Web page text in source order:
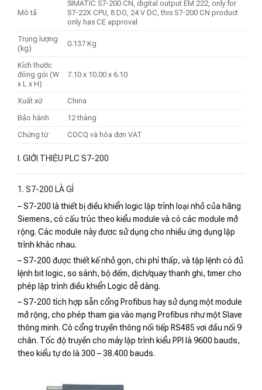
Mô tả
SIMATIC S7-200 CN, digital output EM 222, only for
S7-22X CPU, 8 DO, 24 V DC, this S7-200 CN product
only has CE approval
Trọng lượng
(kg)
0.137 Kg
Kích thước
đóng gói (W
x L x H)
7.10 x 10.00 x 6.10
Xuất xứ
China
Bảo hành
12 tháng
Chứng từ
COCQ và hóa đơn VAT
I. GIỚI THIỆU PLC S7-200
1. S7-200 LÀ GÌ
– S7-200 là thiết bị điều khiển logic lập trình loại nhỏ của hãng
Siemens, có cấu trúc theo kiểu module và có các module mở
rộng. Các module này đươc sử dụng cho nhiều ứng dụng lập
trình khác nhau.
– S7-200 được thiết kế nhỏ gọn, chi phí thấp, và tập lệnh có đủ
lệnh bit logic, so sánh, bộ đếm, dịch/quay thanh ghi, timer cho
phép lập trình điều khiển Logic dễ dàng.
– S7-200 tích hợp sẵn cổng Profibus hay sử dụng một module
mở rộng, cho phép tham gia vào mạng Profibus như một Slave
thông minh. Có cổng truyền thông nối tiếp RS485 vơi đầu nối 9
chân. Tốc độ truyền cho máy lập trình kiểu PPI là 9600 bauds,
theo kiểu tự do là 300 – 38.400 bauds.